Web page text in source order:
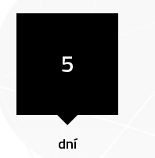
5
dní